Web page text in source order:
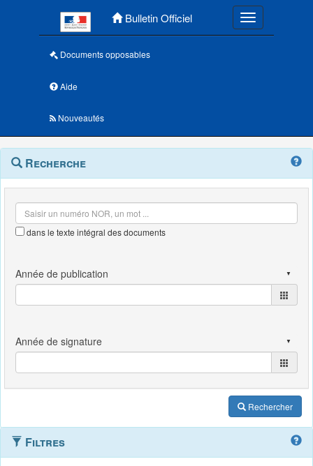
Bulletin Officiel Toggle
Documents opposables
Aide
Nouveautés
Navigation
outils
Menu
contextuel
Recherche
dans le texte intégral des documents
Rechercher
Filtres